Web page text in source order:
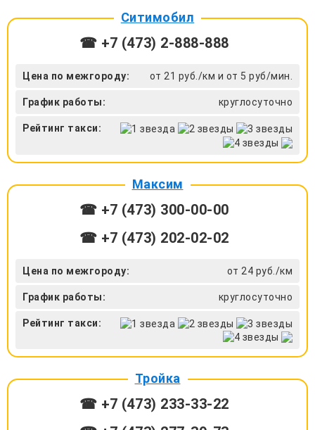
Ситимобил
☎ +7 (473) 2-888-888
Цена по межгороду: от 21 руб./км и от 5 руб/мин.
График работы: круглосуточно
Рейтинг такси:
Максим
☎ +7 (473) 300-00-00
☎ +7 (473) 202-02-02
Цена по межгороду: от 24 руб./км
График работы: круглосуточно
Рейтинг такси:
Тройка
☎ +7 (473) 233-33-22